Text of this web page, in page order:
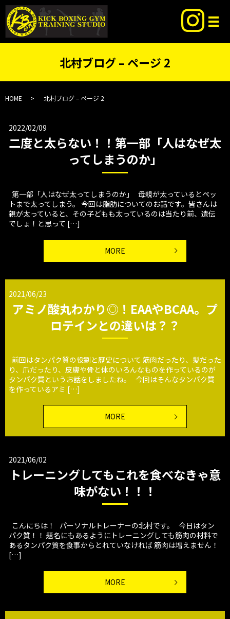
北村ブログ – ページ 2
HOME 北村ブログ – ページ 2
2022/02/09
二度と太らない！！第一部「人はなぜ太
ってしまうのか」
第一部「人はなぜ太ってしまうのか」 母親が太っているとペッ
トまで太ってしまう。 今回は脂肪についてのお話です。皆さんは
親が太っていると、その子どもも太っているのは当たり前、遺伝
でしょ！と思って […]
MORE
2021/06/23
アミノ酸丸わかり◎！EAAやBCAA。プ
ロテインとの違いは？？
前回はタンパク質の役割と歴史について 筋肉だったり、髪だった
り、爪だったり、皮膚や骨と体のいろんなものを作っているのが
タンパク質というお話をしましたね。 今回はそんなタンパク質
を作っているアミ […]
MORE
2021/06/02
トレーニングしてもこれを食べなきゃ意
味がない！！！
こんにちは！ パーソナルトレーナーの北村です。 今日はタン
パク質！！ 題名にもあるようにトレーニングしても筋肉の材料で
あるタンパク質を食事からとれていなければ 筋肉は増えません！
[…]
MORE